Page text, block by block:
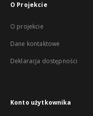
O Projekcie
O projekcie
Dane kontaktowe
Deklaracja dostępności
Konto użytkownika